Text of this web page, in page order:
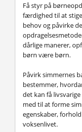
Få styr på
færdighed til at
behov og påvirke
dårlige manerer,
børn være børn.
Påvirk simmernes
bestemmer,
det kan få
med til at forme
egenskaber,
voksenlivet.